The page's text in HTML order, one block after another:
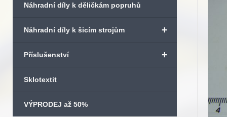
Náhradní díly k děličkám popruhů
+
Náhradní díly k šicím strojům
+
Příslušenství
Sklotextit
VÝPRODEJ až 50%